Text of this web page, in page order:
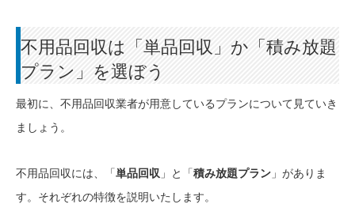
不用品回収は「単品回収」か「積み放題
プラン」を選ぼう
最初に、不用品回収業者が用意しているプランについて見ていき
ましょう。
不用品回収には、「単品回収 」と「積み放題プラン 」がありま
す。それぞれの特徴を説明いたします。